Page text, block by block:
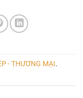
- THƯƠNG MẠI.